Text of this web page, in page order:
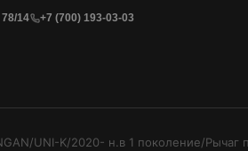
14 +7 (700) 193-03-03
/UNI-K/2020- н.в 1 поколение/Рычаг